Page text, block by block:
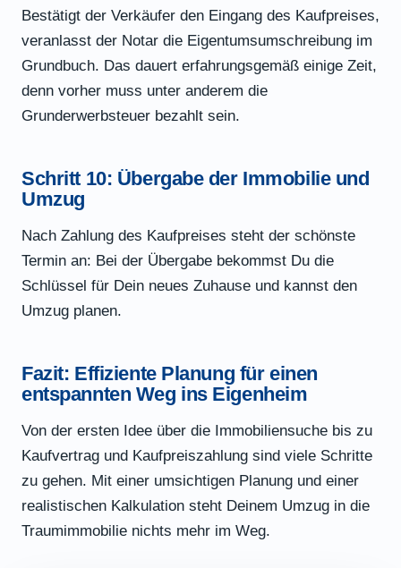
Bestätigt der Verkäufer den Eingang des Kaufpreises,
veranlasst der Notar die Eigentumsumschreibung im
Grundbuch. Das dauert erfahrungsgemäß einige Zeit,
denn vorher muss unter anderem die
Grunderwerbsteuer bezahlt sein.
Schritt 10: Übergabe der Immobilie und
Umzug
Nach Zahlung des Kaufpreises steht der schönste
Termin an: Bei der Übergabe bekommst Du die
Schlüssel für Dein neues Zuhause und kannst den
Umzug planen.
Fazit: Effiziente Planung für einen
entspannten Weg ins Eigenheim
Von der ersten Idee über die Immobiliensuche bis zu
Kaufvertrag und Kaufpreiszahlung sind viele Schritte
zu gehen. Mit einer umsichtigen Planung und einer
realistischen Kalkulation steht Deinem Umzug in die
Traumimmobilie nichts mehr im Weg.